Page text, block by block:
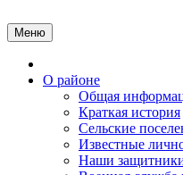
к
содержимому
Меню
О районе
Общая
Краткая история
Сельские
Известные
Наши